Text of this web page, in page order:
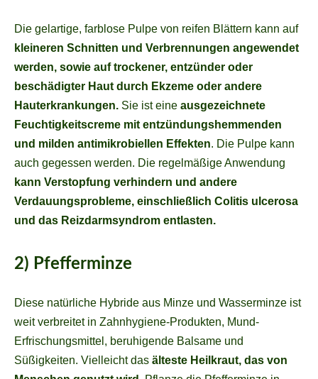
Die gelartige, farblose Pulpe von reifen Blättern kann auf
kleineren Schnitten und Verbrennungen angewendet
werden, sowie auf trockener, entzünder oder
beschädigter Haut durch Ekzeme oder andere
Hauterkrankungen. Sie ist eine ausgezeichnete
Feuchtigkeitscreme mit entzündungshemmenden
und milden antimikrobiellen Effekten. Die Pulpe kann
auch gegessen werden. Die regelmäßige Anwendung
kann Verstopfung verhindern und andere
Verdauungsprobleme, einschließlich Colitis ulcerosa
und das Reizdarmsyndrom entlasten.
2) Pfefferminze
Diese natürliche Hybride aus Minze und Wasserminze ist
weit verbreitet in Zahnhygiene-Produkten, Mund-
Erfrischungsmittel, beruhigende Balsame und
Süßigkeiten. Vielleicht das älteste Heilkraut, das von